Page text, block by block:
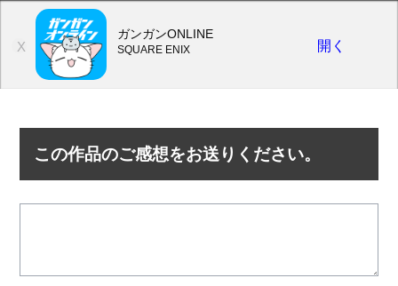
この作品のご感想をお送りください。
X
ガンガンONLINE
SQUARE ENIX 開く